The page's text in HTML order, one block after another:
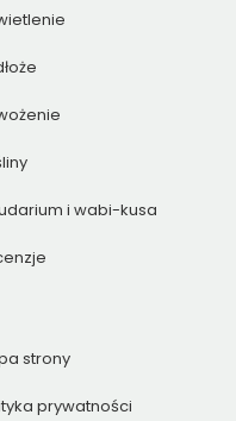
i wabi-kusa
strony
prywatności